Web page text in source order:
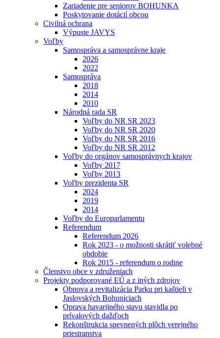
Zariadenie pre seniorov BOHUNKA
Poskytovanie dotácií obcou
Civilná ochrana
Výpuste JAVYS
Voľby
Samospráva a samosprávne kraje
2026
2022
Samospráva
2018
2014
2010
Národná rada SR
Voľby do NR SR 2023
Voľby do NR SR 2020
Voľby do NR SR 2016
Voľby do NR SR 2012
Voľby do orgánov samosprávnych krajov
Voľby 2017
Voľby 2013
Voľby prezidenta SR
2024
2019
2014
Voľby do Europarlamentu
Referendum
Referendum 2026
Rok 2023 - o možnosti skrátiť volebné
obdobie
Rok 2015 - referendum o rodine
Členstvo obce v združeniach
Projekty podporované EÚ a z iných zdrojov
Obnova a revitalizácia Parku pri kaštieli v
Jaslovských Bohuniciach
Oprava havarijného stavu stavidla po
prívalových dažďoch
Rekonštrukcia spevnených plôch verejného
priestranstva